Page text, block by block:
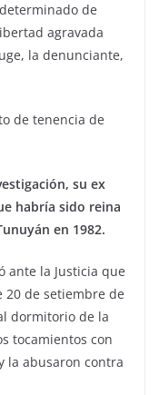
de
agravada
la denunciante,
de tenencia de
su ex
habría sido reina
en 1982.
ante la Justicia que
20 de setiembre de
dormitorio de la
tocamientos con
la abusaron contra